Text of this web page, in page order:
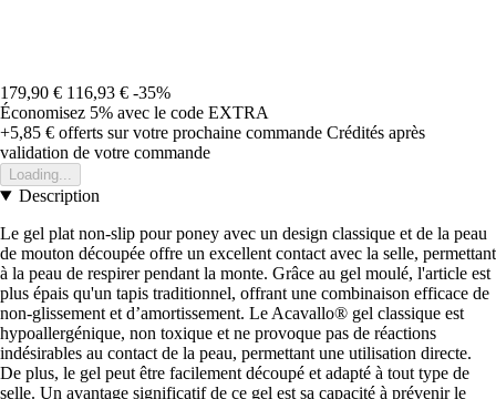
179,90 € 116,93 € -35%
Économisez 5% avec le code EXTRA
+5,85 € offerts sur votre prochaine commande Crédités après
validation de votre commande
Loading...
Description
Le gel plat non-slip pour poney avec un design classique et de la peau
de mouton découpée offre un excellent contact avec la selle, permettant
à la peau de respirer pendant la monte. Grâce au gel moulé, l'article est
plus épais qu'un tapis traditionnel, offrant une combinaison efficace de
non-glissement et d’amortissement. Le Acavallo® gel classique est
hypoallergénique, non toxique et ne provoque pas de réactions
indésirables au contact de la peau, permettant une utilisation directe.
De plus, le gel peut être facilement découpé et adapté à tout type de
selle. Un avantage significatif de ce gel est sa capacité à prévenir le